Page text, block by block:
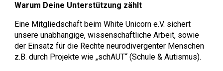
Warum Deine Unterstützung zählt
Eine Mitgliedschaft beim White Unicorn e.V. sichert
unsere unabhängige, wissenschaftliche Arbeit, sowie
der Einsatz für die Rechte neurodivergenter Menschen
z.B. durch Projekte wie „schAUT“ (Schule & Autismus).